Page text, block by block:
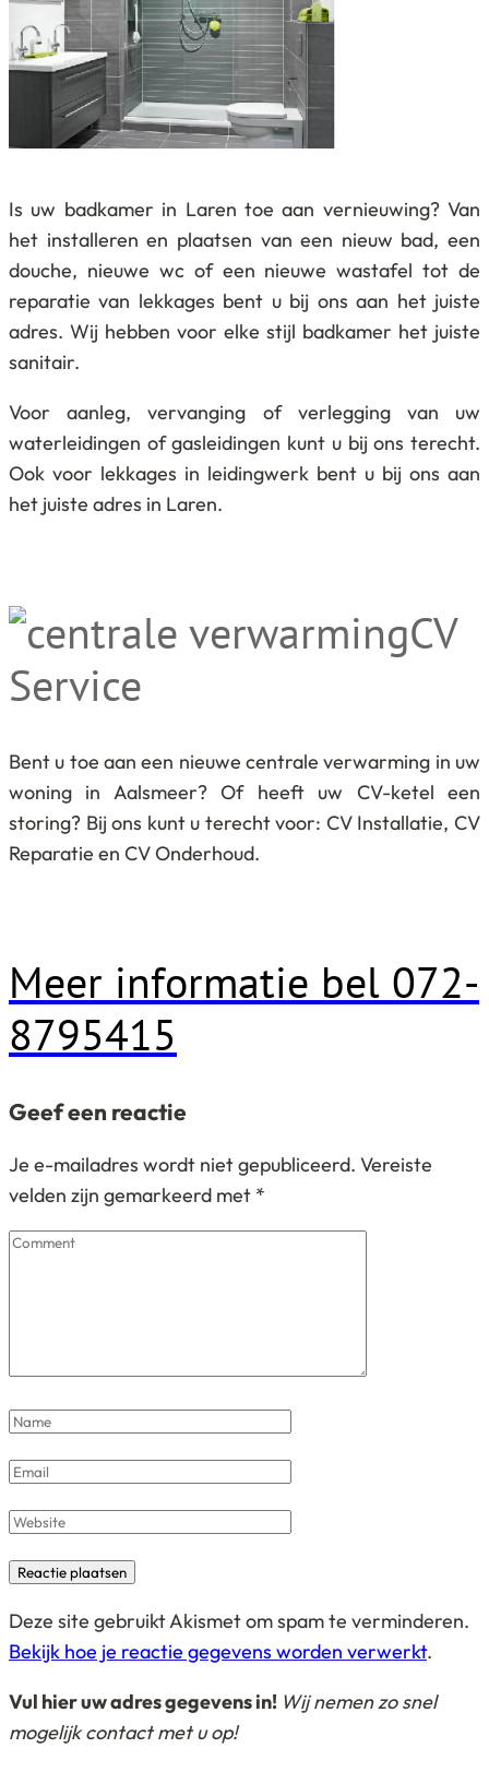
Is uw badkamer in Laren toe aan vernieuwing? Van
het installeren en plaatsen van een nieuw bad, een
douche, nieuwe wc of een nieuwe wastafel tot de
reparatie van lekkages bent u bij ons aan het juiste
adres. Wij hebben voor elke stijl badkamer het juiste
sanitair.
Voor aanleg, vervanging of verlegging van uw
waterleidingen of gasleidingen kunt u bij ons terecht.
Ook voor lekkages in leidingwerk bent u bij ons aan
het juiste adres in Laren.
CV
Service
Bent u toe aan een nieuwe centrale verwarming in uw
woning in Aalsmeer? Of heeft uw CV-ketel een
storing? Bij ons kunt u terecht voor: CV Installatie, CV
Reparatie en CV Onderhoud.
Meer informatie bel 072-
8795415
Geef een reactie
Je e-mailadres wordt niet gepubliceerd. Vereiste
velden zijn gemarkeerd met *
Comment
Name*
Email*
Website
Deze site gebruikt Akismet om spam te verminderen.
Bekijk hoe je reactie gegevens worden verwerkt.
Vul hier uw adres gegevens in! Wij nemen zo snel
mogelijk contact met u op!